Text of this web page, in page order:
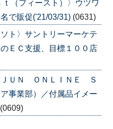
ｔ（フィースト）〉ウツワ
で販促('21/03/31) (0631)
ト〉サントリーマーケテ
ＥＣ支援、目標１００店
ＪＵＮ ＯＮＬＩＮＥ Ｓ
事業部）／付属品イメー
(0609)